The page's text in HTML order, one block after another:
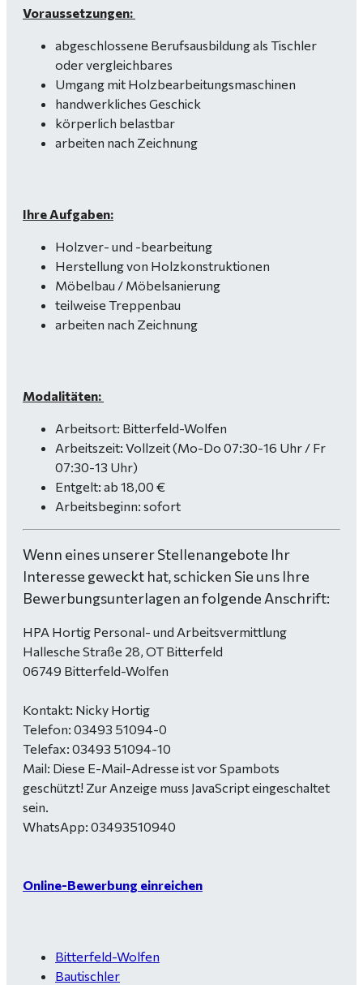
Voraussetzungen:
abgeschlossene Berufsausbildung als Tischler
oder vergleichbares
Umgang mit Holzbearbeitungsmaschinen
handwerkliches Geschick
körperlich belastbar
arbeiten nach Zeichnung
Ihre Aufgaben:
Holzver- und -bearbeitung
Herstellung von Holzkonstruktionen
Möbelbau / Möbelsanierung
teilweise Treppenbau
arbeiten nach Zeichnung
Modalitäten:
Arbeitsort: Bitterfeld-Wolfen
Arbeitszeit: Vollzeit (Mo-Do 07:30-16 Uhr / Fr
07:30-13 Uhr)
Entgelt: ab 18,00 €
Arbeitsbeginn: sofort
Wenn eines unserer Stellenangebote Ihr
Interesse geweckt hat, schicken Sie uns Ihre
Bewerbungsunterlagen an folgende Anschrift:
HPA Hortig Personal- und Arbeitsvermittlung
Hallesche Straße 28, OT Bitterfeld
06749 Bitterfeld-Wolfen
Kontakt: Nicky Hortig
Telefon: 03493 51094-0
Telefax: 03493 51094-10
Mail: Diese E-Mail-Adresse ist vor Spambots
geschützt! Zur Anzeige muss JavaScript eingeschaltet
sein.
WhatsApp: 03493510940
Online-Bewerbung einreichen
Bitterfeld-Wolfen
Bautischler